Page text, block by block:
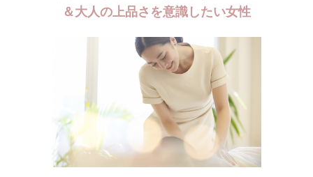
＆大人の上品さを意識したい女性